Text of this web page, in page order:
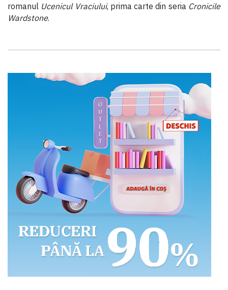
romanul Ucenicul Vraciului, prima carte din seria Cronicile
Wardstone.